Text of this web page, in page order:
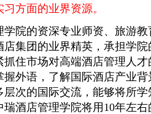
方面的业界资源。
的资深专业师资、旅游教
集团的业界精英，承担学
住市场对高端酒店管理人
外语，了解国际酒店产业
次的国际交流，能够将所
酒店管理学院将用10年左